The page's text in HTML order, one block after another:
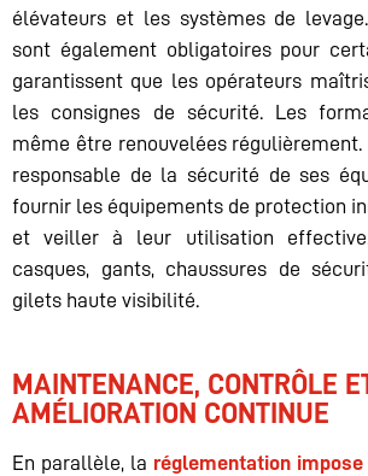
élévateurs et les systèmes de
sont également obligatoires pour
garantissent que les opérateurs
les consignes de sécurité. Les
même être renouvelées régulièrement.
responsable de la sécurité de ses
fournir les équipements de protection
et veiller à leur utilisation
casques, gants, chaussures de
gilets haute visibilité.
MAINTENANCE, CONTRÔLE
AMÉLIORATION CONTINUE
En parallèle, la réglementation